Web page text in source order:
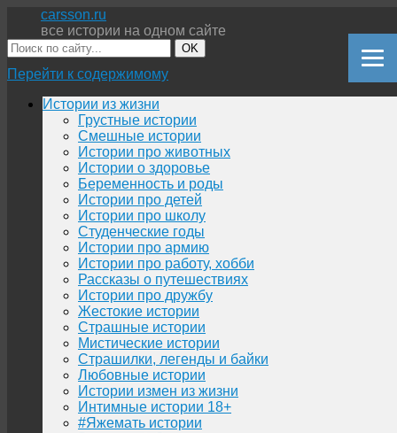
carsson.ru
все истории на одном сайте
OK
Перейти к содержимому
Истории из жизни
Грустные истории
Смешные истории
Истории про животных
Истории о здоровье
Беременность и роды
Истории про детей
Истории про школу
Студенческие годы
Истории про армию
Истории про работу, хобби
Рассказы о путешествиях
Истории про дружбу
Жестокие истории
Страшные истории
Мистические истории
Страшилки, легенды и байки
Любовные истории
Истории измен из жизни
Интимные истории 18+
#Яжемать истории